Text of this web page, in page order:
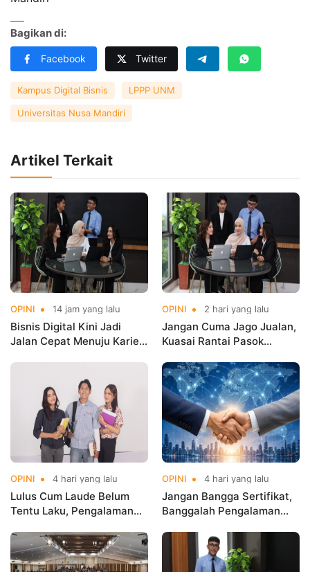
Bagikan di:
Facebook Twitter
Kampus Digital Bisnis LPPP UNM
Universitas Nusa Mandiri
Artikel Terkait
OPINI 14 jam yang lalu
Bisnis Digital Kini Jadi
Jalan Cepat Menuju Karier
OPINI 2 hari yang lalu
Jangan Cuma Jago Jualan,
Kuasai Rantai Pasok
OPINI 4 hari yang lalu
Lulus Cum Laude Belum
Tentu Laku, Pengalaman
OPINI 4 hari yang lalu
Jangan Bangga Sertifikat,
Banggalah Pengalaman